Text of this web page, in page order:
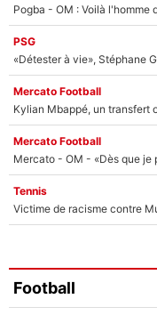
Pogba - OM : Voilà l'homme
PSG
«Détester à vie», Stéphane
Mercato Football
Kylian Mbappé, un transfert
Mercato Football
Tennis
Football